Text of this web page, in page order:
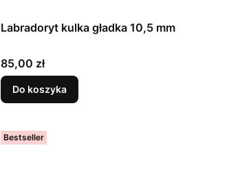
Labradoryt kulka gładka 10,5 mm
Cena
85,00 zł
Do koszyka
Bestseller